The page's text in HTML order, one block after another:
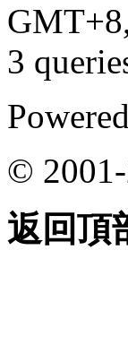
3
©
返回頂